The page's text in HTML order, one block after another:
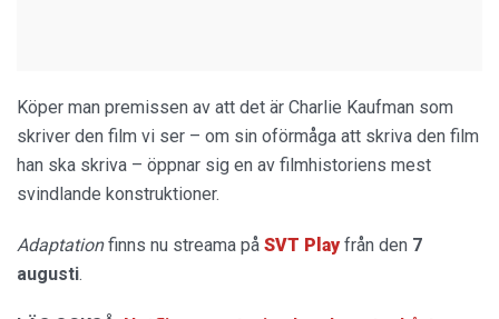
Köper man premissen av att det är Charlie Kaufman som
skriver den film vi ser – om sin oförmåga att skriva den film
han ska skriva – öppnar sig en av filmhistoriens mest
svindlande konstruktioner.
Adaptationfinns nu streama på SVT Playfrån den 7
augusti.